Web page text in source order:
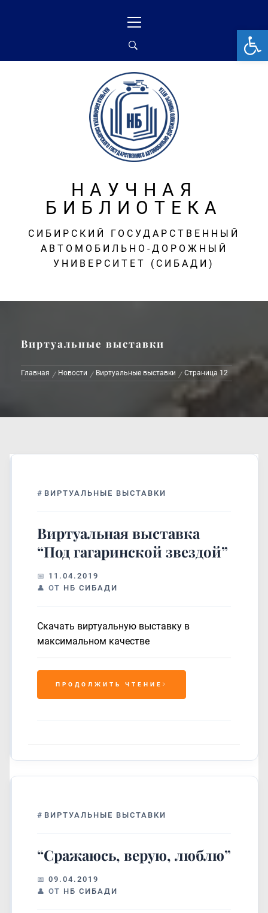
меню
НАУЧНАЯ
БИБЛИОТЕКА
СИБИРСКИЙ ГОСУДАРСТВЕННЫЙ
АВТОМОБИЛЬНО-ДОРОЖНЫЙ
УНИВЕРСИТЕТ (СИБАДИ)
Виртуальные выставки
Главная Новости Виртуальные выставки Страница 12
# ВИРТУАЛЬНЫЕ ВЫСТАВКИ
Виртуальная выставка
“Под гагаринской звездой”
11.04.2019
ОТ НБ СИБАДИ
Скачать виртуальную выставку в
максимальном качестве
ПРОДОЛЖИТЬ ЧТЕНИЕ
# ВИРТУАЛЬНЫЕ ВЫСТАВКИ
“Сражаюсь, верую, люблю”
09.04.2019
ОТ НБ СИБАДИ